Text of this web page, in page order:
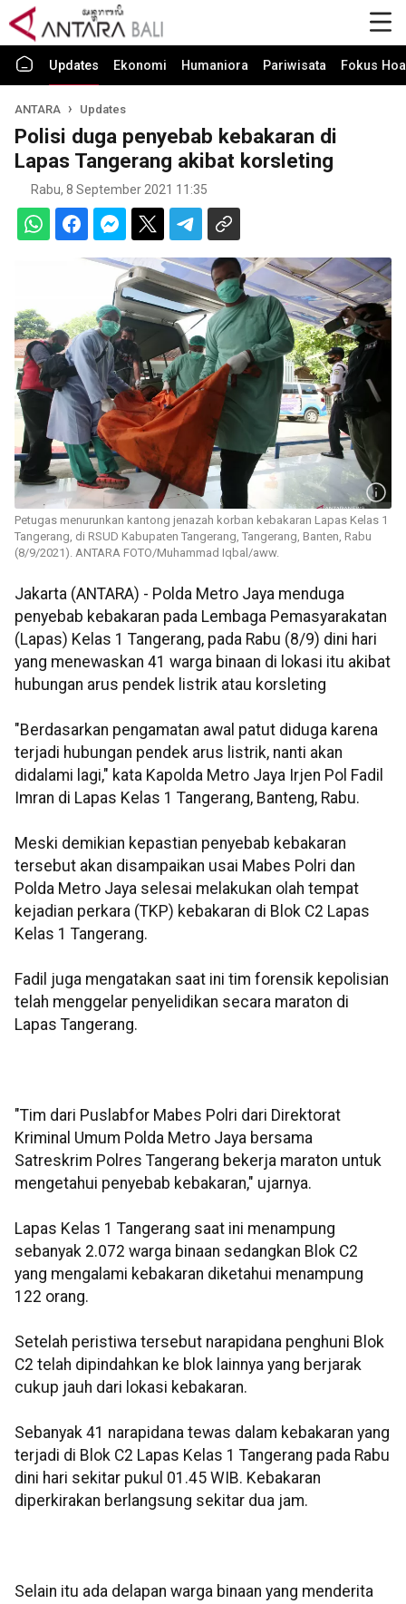
Updates Ekonomi Humaniora Pariwisata Fokus
ANTARA Updates
Polisi duga penyebab kebakaran di
Lapas Tangerang akibat korsleting
Rabu, 8 September 2021 11:35
Petugas menurunkan kantong jenazah korban kebakaran Lapas Kelas 1
Tangerang, di RSUD Kabupaten Tangerang, Tangerang, Banten, Rabu
(8/9/2021). ANTARA FOTO/Muhammad Iqbal/aww.
Jakarta (ANTARA) - Polda Metro Jaya menduga
penyebab kebakaran pada Lembaga Pemasyarakatan
(Lapas) Kelas 1 Tangerang, pada Rabu (8/9) dini hari
yang menewaskan 41 warga binaan di lokasi itu akibat
hubungan arus pendek listrik atau korsleting
"Berdasarkan pengamatan awal patut diduga karena
terjadi hubungan pendek arus listrik, nanti akan
didalami lagi," kata Kapolda Metro Jaya Irjen Pol Fadil
Imran di Lapas Kelas 1 Tangerang, Banteng, Rabu.
Meski demikian kepastian penyebab kebakaran
tersebut akan disampaikan usai Mabes Polri dan
Polda Metro Jaya selesai melakukan olah tempat
kejadian perkara (TKP) kebakaran di Blok C2 Lapas
Kelas 1 Tangerang.
Fadil juga mengatakan saat ini tim forensik kepolisian
telah menggelar penyelidikan secara maraton di
Lapas Tangerang.
"Tim dari Puslabfor Mabes Polri dari Direktorat
Kriminal Umum Polda Metro Jaya bersama
Satreskrim Polres Tangerang bekerja maraton untuk
mengetahui penyebab kebakaran," ujarnya.
Lapas Kelas 1 Tangerang saat ini menampung
sebanyak 2.072 warga binaan sedangkan Blok C2
yang mengalami kebakaran diketahui menampung
122 orang.
Setelah peristiwa tersebut narapidana penghuni Blok
C2 telah dipindahkan ke blok lainnya yang berjarak
cukup jauh dari lokasi kebakaran.
Sebanyak 41 narapidana tewas dalam kebakaran yang
terjadi di Blok C2 Lapas Kelas 1 Tangerang pada Rabu
dini hari sekitar pukul 01.45 WIB. Kebakaran
diperkirakan berlangsung sekitar dua jam.
Selain itu ada delapan warga binaan yang menderita